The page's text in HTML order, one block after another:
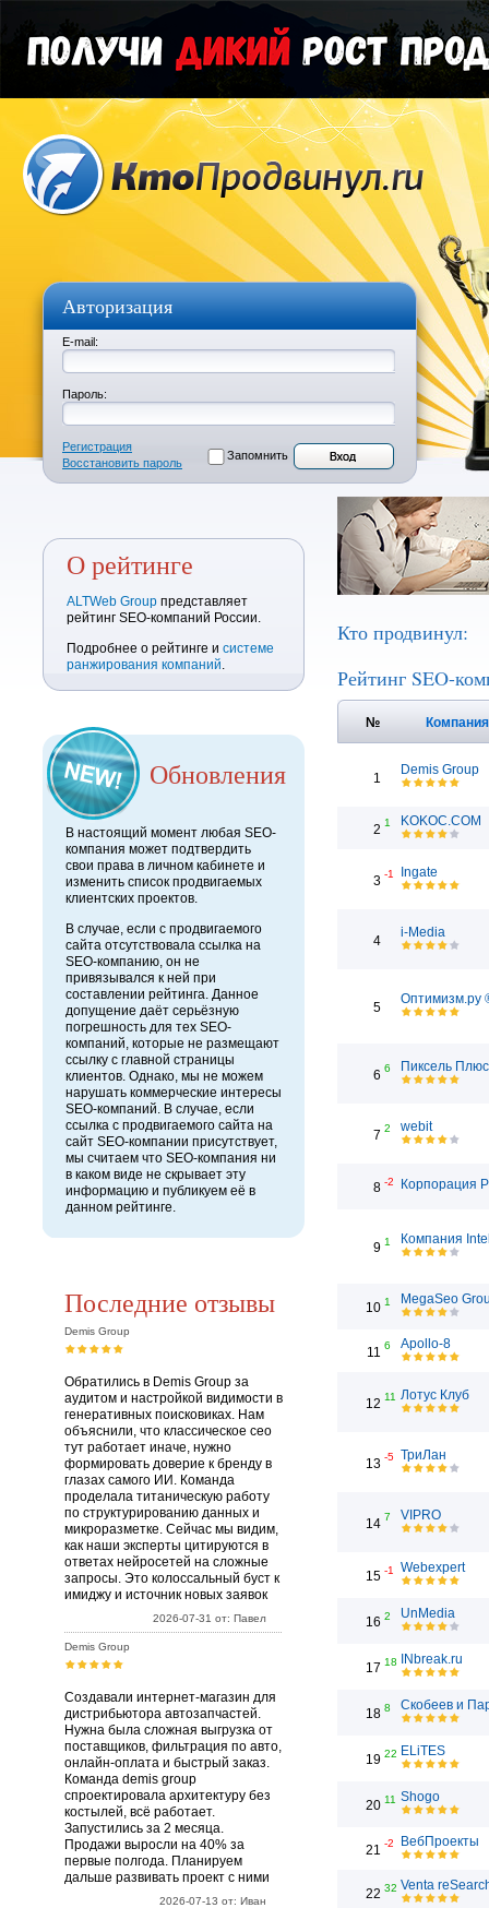
Авторизация
E-mail:
Пароль:
Регистрация
Восстановить пароль
Запомнить
О рейтинге
ALTWeb Group представляет
рейтинг SEO-компаний России.
Подробнее о рейтинге и системе
ранжирования компаний.
Обновления
В настоящий момент любая SEO-
компания может подтвердить
свои права в личном кабинете и
изменить список продвигаемых
клиентских проектов.
В случае, если с продвигаемого
сайта отсутствовала ссылка на
SEO-компанию, он не
привязывался к ней при
составлении рейтинга. Данное
допущение даёт серьёзную
погрешность для тех SEO-
компаний, которые не размещают
ссылку с главной страницы
клиентов. Однако, мы не можем
нарушать коммерческие интересы
SEO-компаний. В случае, если
ссылка с продвигаемого сайта на
сайт SEO-компании присутствует,
мы считаем что SEO-компания ни
в каком виде не скрывает эту
информацию и публикуем её в
данном рейтинге.
Последние отзывы
Demis Group
Обратились в Demis Group за
аудитом и настройкой видимости в
генеративных поисковиках. Нам
объяснили, что классическое сео
тут работает иначе, нужно
формировать доверие к бренду в
глазах самого ИИ. Команда
проделала титаническую работу
по структурированию данных и
микроразметке. Сейчас мы видим,
как наши эксперты цитируются в
ответах нейросетей на сложные
запросы. Это колоссальный буст к
имиджу и источник новых заявок
2026-07-31 от: Павел
Demis Group
Создавали интернет-магазин для
дистрибьютора автозапчастей.
Нужна была сложная выгрузка от
поставщиков, фильтрация по авто,
онлайн-оплата и быстрый заказ.
Команда demis group
спроектировала архитектуру без
костылей, всё работает.
Запустились за 2 месяца.
Продажи выросли на 40% за
первые полгода. Планируем
дальше развивать проект с ними
2026-07-13 от: Иван
Кто продвинул:
Рейтинг SEO-
№
1
Demis Group
2 1 KOKOC.COM
3 -1 Ingate
4
i-Media
5
Оптимизм.ру
6 6 Пиксель Плюс
7 2 webit
8 -2 Корпорация
9 1 Компания
10 1 MegaSeo
11 6 Apollo-8
12 11 Лотус Клуб
13 -5 ТриЛан
14 7 VIPRO
15 -1 Webexpert
16 2 UnMedia
17 18 INbreak.ru
18 8 Скобеев и
19 22 ELiTES
20 11 Shogo
21 -2 ВебПроекты
22 32 Venta